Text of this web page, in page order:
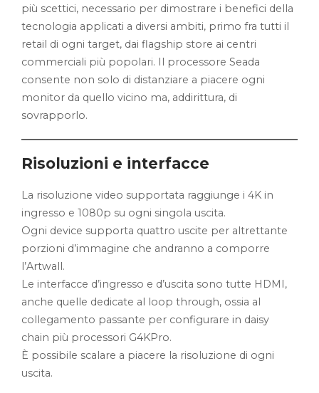
più scettici, necessario per dimostrare i benefici della
tecnologia applicati a diversi ambiti, primo fra tutti il
retail di ogni target, dai flagship store ai centri
commerciali più popolari. Il processore Seada
consente non solo di distanziare a piacere ogni
monitor da quello vicino ma, addirittura, di
sovrapporlo.
Risoluzioni e interfacce
La risoluzione video supportata raggiunge i 4K in
ingresso e 1080p su ogni singola uscita.
Ogni device supporta quattro uscite per altrettante
porzioni d’immagine che andranno a comporre
l’Artwall.
Le interfacce d’ingresso e d’uscita sono tutte HDMI,
anche quelle dedicate al loop through, ossia al
collegamento passante per configurare in daisy
chain più processori G4KPro.
È possibile scalare a piacere la risoluzione di ogni
uscita.